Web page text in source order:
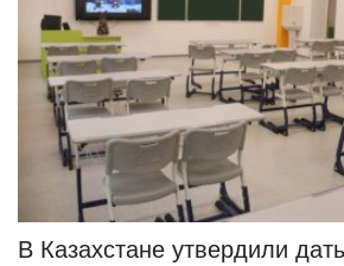
В Казахстане утвердили